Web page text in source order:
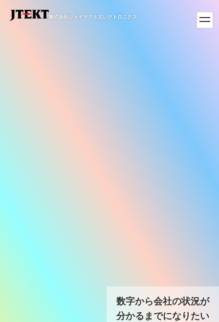
toggle
株式会社ジェイテクトエレクトロニクス
数字から会社の状況が
分かるまでになりたい